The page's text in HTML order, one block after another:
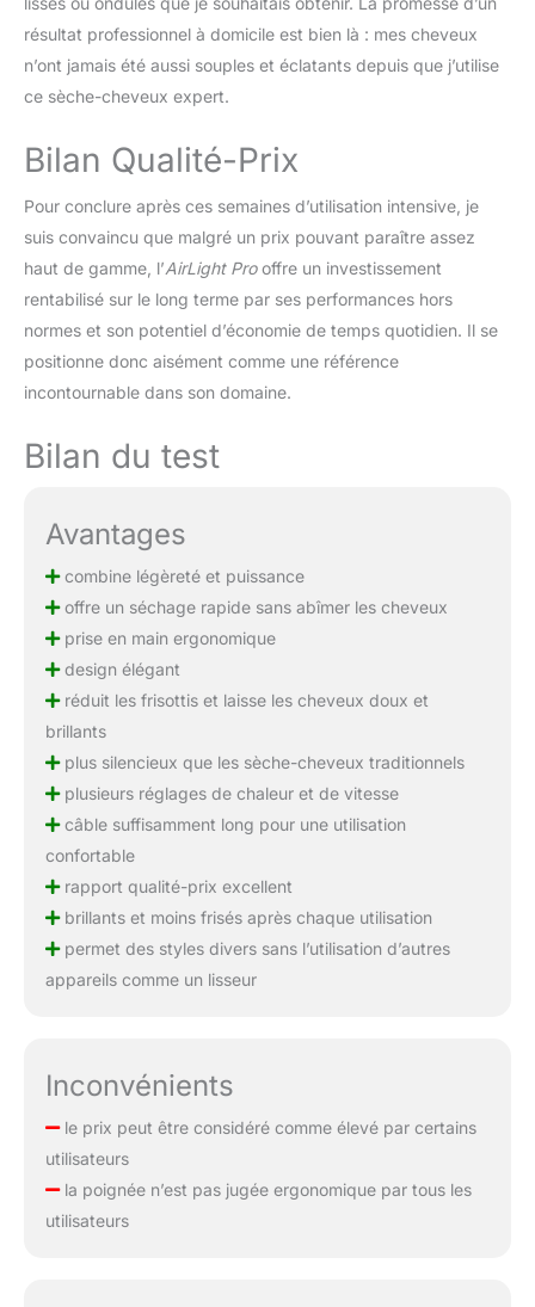
donne de l'élasticité et
une parfaite composition
à vos boucles You Are
cheveux. Bellissima
Imetec vous propose
appareils de coiffage au
design unique, qui
prennent soin de votre
chevelure; Normal, fin,
crépu, vous aurez
l'appareil adapté à votre
type de cheveux pour en
résultat professionnel à domicile est bien là : mes cheveux
n’ont jamais été aussi souples et éclatants depuis que j’utilise
ce sèche-cheveux expert.
Bilan Qualité-Prix
Pour conclure après ces semaines d’utilisation intensive, je
suis convaincu que malgré un prix pouvant paraître assez
haut de gamme, l’AirLight Prooffre un investissement
rentabilisé sur le long terme par ses performances hors
normes et son potentiel d’économie de temps quotidien. Il se
positionne donc aisément comme une référence
incontournable dans son domaine.
Bilan du test
Avantages
combine légèreté et puissance
offre un séchage rapide sans abîmer les cheveux
prise en main ergonomique
design élégant
réduit les frisottis et laisse les cheveux doux et
brillants
plus silencieux que les sèche-cheveux traditionnels
plusieurs réglages de chaleur et de vitesse
câble suffisamment long pour une utilisation
confortable
rapport qualité-prix excellent
brillants et moins frisés après chaque utilisation
permet des styles divers sans l’utilisation d’autres
appareils comme un lisseur
Inconvénients
le prix peut être considéré comme élevé par certains
utilisateurs
la poignée n’est pas jugée ergonomique par tous les
utilisateurs